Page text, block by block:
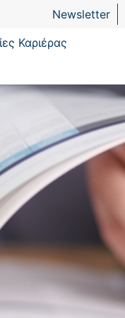
Newsletter
Καριέρας